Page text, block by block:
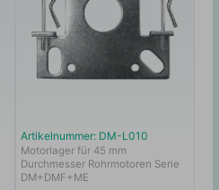
Artikelnummer: DM-L010
Motorlager für 45 mm
Durchmesser Rohrmotoren Serie
DM+DMF+ME